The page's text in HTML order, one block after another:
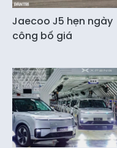
Jaecoo J5 hẹn ngày
công bố giá